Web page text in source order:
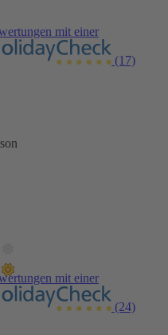
mit einer
(17)
mit einer
(24)